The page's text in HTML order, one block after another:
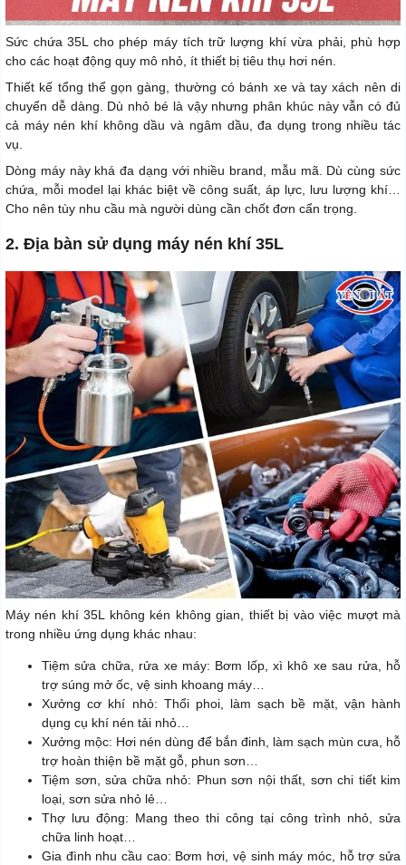
Sức chứa 35L cho phép máy tích trữ lượng khí vừa phải, phù hợp
cho các hoạt động quy mô nhỏ, ít thiết bị tiêu thụ hơi nén.
Thiết kế tổng thể gọn gàng, thường có bánh xe và tay xách nên di
chuyển dễ dàng. Dù nhỏ bé là vậy nhưng phân khúc này vẫn có đủ
cả máy nén khí không dầu và ngâm dầu, đa dụng trong nhiều tác
vụ.
Dòng máy này khá đa dạng với nhiều brand, mẫu mã. Dù cùng sức
chứa, mỗi model lại khác biệt về công suất, áp lực, lưu lượng khí…
Cho nên tùy nhu cầu mà người dùng cần chốt đơn cẩn trọng.
2. Địa bàn sử dụng máy nén khí 35L
Máy nén khí 35L không kén không gian, thiết bị vào việc mượt mà
trong nhiều ứng dụng khác nhau:
Tiệm sửa chữa, rửa xe máy: Bơm lốp, xì khô xe sau rửa, hỗ
trợ súng mở ốc, vệ sinh khoang máy…
Xưởng cơ khí nhỏ: Thổi phoi, làm sạch bề mặt, vận hành
dụng cụ khí nén tải nhỏ…
Xưởng mộc: Hơi nén dùng để bắn đinh, làm sạch mùn cưa, hỗ
trợ hoàn thiện bề mặt gỗ, phun sơn…
Tiệm sơn, sửa chữa nhỏ: Phun sơn nội thất, sơn chi tiết kim
loại, sơn sửa nhỏ lẻ…
Thợ lưu động: Mang theo thi công tại công trình nhỏ, sửa
chữa linh hoạt…
Gia đình nhu cầu cao: Bơm hơi, vệ sinh máy móc, hỗ trợ sửa